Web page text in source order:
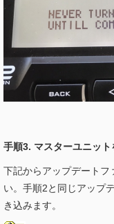
手順3. マスターユニット
下記からアップデートフ
い。手順2と同じアップ
き込みます。